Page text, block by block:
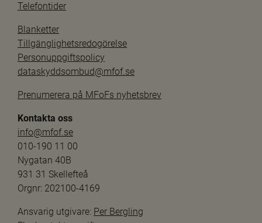
Telefontider
Blanketter
Tillgänglighetsredogörelse
Personuppgiftspolicy
dataskyddsombud@mfof.se
Prenumerera på MFoFs nyhetsbrev
Kontakta oss
info@mfof.se
010-190 11 00
Nygatan 40B
931 31 Skellefteå
Orgnr: 202100-4169
Ansvarig utgivare: Per Bergling